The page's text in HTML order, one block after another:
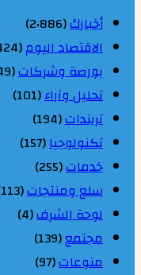
أخبارك(2٬886)
الاقتصاد اليوم(1٬424)
بورصة وشركات(449)
تحليل وآراء(101)
تريندات(194)
تكنولوجيا(157)
خدمات(255)
سلع ومنتجات(113)
لوحة الشرف(4)
مجتمع(139)
منوعات(97)